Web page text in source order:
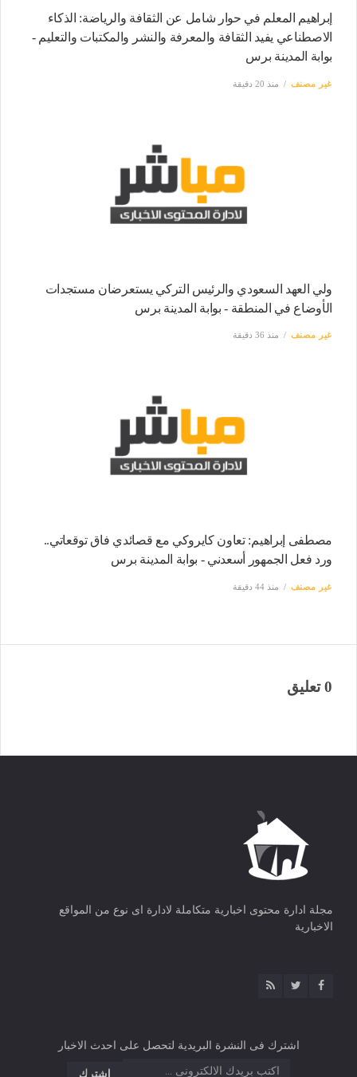
إبراهيم المعلم في حوار شامل عن الثقافة والرياضة: الذكاء
الاصطناعي يفيد الثقافة والمعرفة والنشر والمكتبات والتعليم -
بوابة المدينة برس
غير مصنف منذ 20 دقيقة
ولي العهد السعودي والرئيس التركي يستعرضان مستجدات
الأوضاع في المنطقة - بوابة المدينة برس
غير مصنف منذ 36 دقيقة
مصطفى إبراهيم: تعاون كايروكي مع قصائدي فاق توقعاتي..
ورد فعل الجمهور أسعدني - بوابة المدينة برس
غير مصنف منذ 44 دقيقة
0 تعليق
مجلة ادارة محتوى اخبارية متكاملة لادارة اى نوع من المواقع
الاخبارية
اشترك فى النشرة البريدية لتحصل على احدث الاخبار